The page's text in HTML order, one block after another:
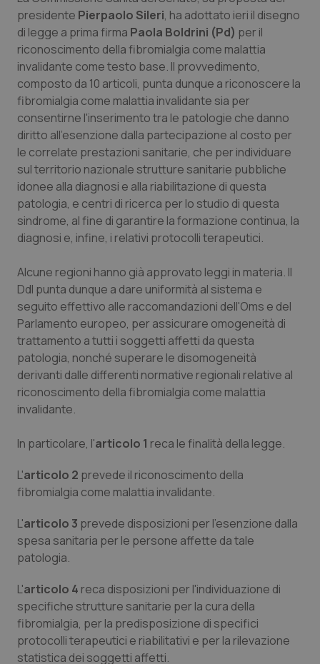
Emilia-Romagna
Friuli Venezia Giulia
Lazio
Liguria
Lombardia
Marche
Molise
Piemonte
Provincia Autonoma di Bolzano
Provincia Autonoma di Trento
Puglia
Sardegna
Sicilia
Toscana
Umbria
Valle D’Aosta
Veneto
Colesterolo & coronaropatie
Dermatite Atopica
Diabete & glucometri
Disturbi dell’umore
Dolore
Donna & Salute
Epatiti
Infezioni & Febbre
Ipertensione & Scompenso
Malattie rare
Malattia di Crohn & Rettocolite Ulcerosa
Neuroscienze & patologie neurodegenerative
Obesità
Oftalmologia
Oncodermatologia
Oncoematologia
Oncologia & Nutrizione
presidente Pierpaolo Sileri, ha adottato ieri il disegno
di legge a prima firma Paola Boldrini (Pd) per il
riconoscimento della fibromialgia come malattia
invalidante come testo base. Il provvedimento,
composto da 10 articoli, punta dunque a riconoscere la
fibromialgia come malattia invalidante sia per
consentirne l'inserimento tra le patologie che danno
diritto all'esenzione dalla partecipazione al costo per
le correlate prestazioni sanitarie, che per individuare
sul territorio nazionale strutture sanitarie pubbliche
idonee alla diagnosi e alla riabilitazione di questa
patologia, e centri di ricerca per lo studio di questa
sindrome, al fine di garantire la formazione continua, la
diagnosi e, infine, i relativi protocolli terapeutici.
Alcune regioni hanno già approvato leggi in materia. Il
Ddl punta dunque a dare uniformità al sistema e
seguito effettivo alle raccomandazioni dell'Oms e del
Parlamento europeo, per assicurare omogeneità di
trattamento a tutti i soggetti affetti da questa
patologia, nonché superare le disomogeneità
derivanti dalle differenti normative regionali relative al
riconoscimento della fibromialgia come malattia
invalidante.
In particolare, l'articolo 1 reca le finalità della legge.
L'articolo 2 prevede il riconoscimento della
fibromialgia come malattia invalidante.
L'articolo 3 prevede disposizioni per l'esenzione dalla
spesa sanitaria per le persone affette da tale
patologia.
L'articolo 4 reca disposizioni per l'individuazione di
specifiche strutture sanitarie per la cura della
fibromialgia, per la predisposizione di specifici
protocolli terapeutici e riabilitativi e per la rilevazione
statistica dei soggetti affetti.